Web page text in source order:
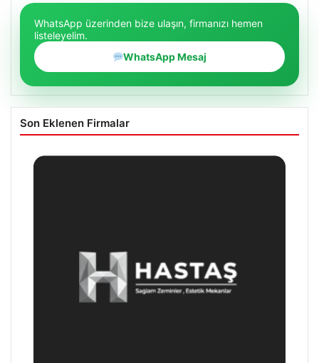
WhatsApp üzerinden bize ulaşın, firmanızı hemen
listeleyelim.
WhatsApp Mesaj
Son Eklenen Firmalar